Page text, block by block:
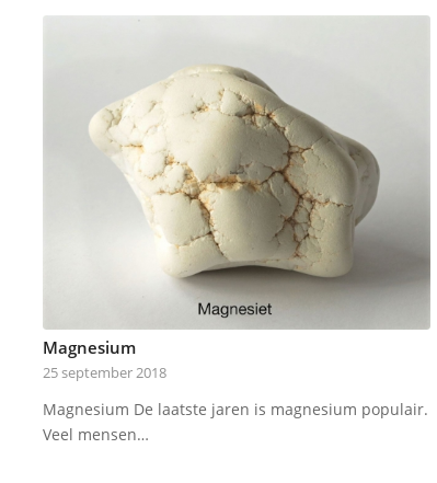
Magnesium
25 september 2018
Magnesium De laatste jaren is magnesium populair.
Veel mensen…